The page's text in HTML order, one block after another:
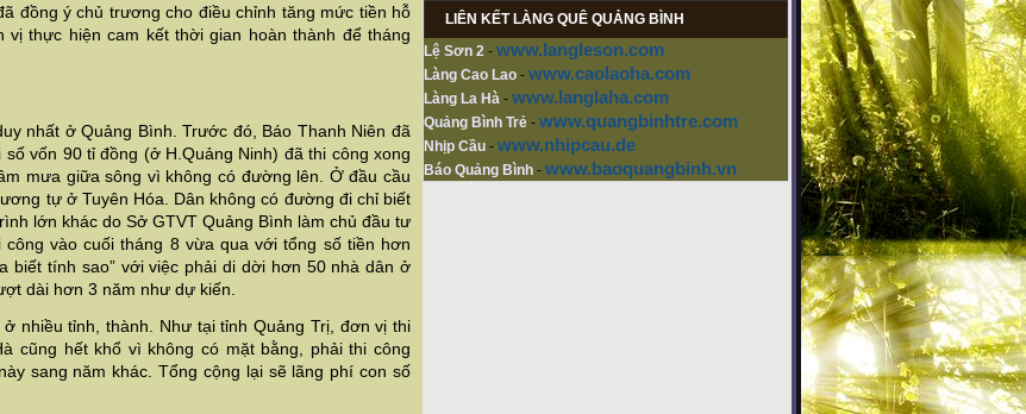
đồng ý chủ trương cho điều chỉnh tăng mức tiền hỗ
thực hiện cam kết thời gian hoàn thành để tháng
nhất ở Quảng Bình. Trước đó, Báo Thanh Niên đã
vốn 90 tỉ đồng (ở H.Quảng Ninh) đã thi công xong
mưa giữa sông vì không có đường lên. Ở đầu cầu
tự ở Tuyên Hóa. Dân không có đường đi chỉ biết
lớn khác do Sở GTVT Quảng Bình làm chủ đầu tư
vào cuối tháng 8 vừa qua với tổng số tiền hơn
biết tính sao” với việc phải di dời hơn 50 nhà dân ở
dài hơn 3 năm như dự kiến.
nhiều tỉnh, thành. Như tại tỉnh Quảng Trị, đơn vị thi
cũng hết khổ vì không có mặt bằng, phải thi công
sang năm khác. Tổng cộng lại sẽ lãng phí con số
LIÊN KẾT LÀNG QUÊ QUẢNG BÌNH
Lệ Sơn 2 - www.langleson.com
Làng Cao Lao - www.caolaoha.com
Làng La Hà - www.langlaha.com
Quảng Bình Trẻ - www.quangbinhtre.com
Nhịp Cầu - www.nhipcau.de
Báo Quảng Bình - www.baoquangbinh.vn